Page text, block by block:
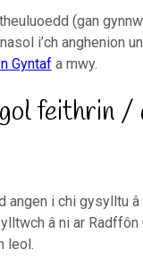
(gan
i’ch anghenion
Gyntaf a mwy.
feithrin
angen i chi gysylltu
â ni ar
leol.